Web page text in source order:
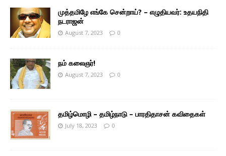
முத்தமிழே எங்கே சென்றாய்? – எழுதியவர்: உதயநிதி
நடராஜன்
August 7, 2023 0
நம் கலைஞர்!
August 7, 2023 0
தமிழ்மொழி – தமிழ்நாடு – பாரதிதாசன் கவிதைகள்
July 18, 2023 0